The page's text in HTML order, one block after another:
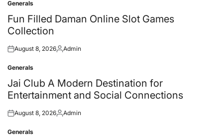
Posted
in
Generals
Fun Filled Daman Online Slot Games
Collection
Posted
August 8, 2026Posted
Admin
Posted
in
Generals
Jai Club A Modern Destination for
Entertainment and Social Connections
Posted
August 8, 2026Posted
Admin
Posted
Generals